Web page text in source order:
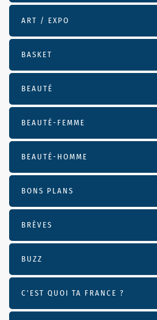
ART / EXPO
BASKET
BEAUTÉ
BEAUTÉ-FEMME
BEAUTÉ-HOMME
BONS PLANS
BRÈVES
BUZZ
C'EST QUOI TA FRANCE ?